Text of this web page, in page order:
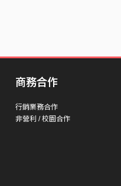
商務合作
行銷業務合作
非營利 / 校園合作